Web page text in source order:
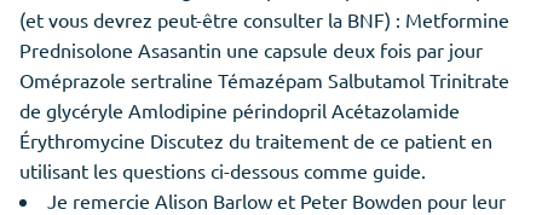
(et vous devrez peut-être consulter la BNF) : Metformine
Prednisolone Asasantin une capsule deux fois par jour
Oméprazole sertraline Témazépam Salbutamol Trinitrate
de glycéryle Amlodipine périndopril Acétazolamide
Érythromycine Discutez du traitement de ce patient en
utilisant les questions ci-dessous comme guide.
Je remercie Alison Barlow et Peter Bowden pour leur